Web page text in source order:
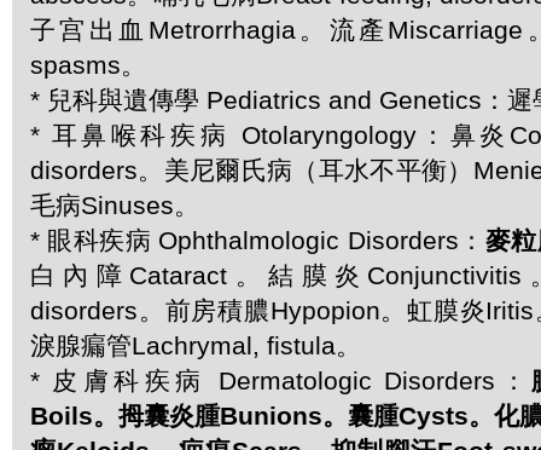
子宫出血Metrorrhagia。流產Miscarriage
spasms。
* 兒科與遺傳學 Pediatrics and Genetics：
* 耳鼻喉科疾病 Otolaryngology：鼻炎
disorders。美尼爾氏病（耳水不平衡）
毛病Sinuses。
* 眼科疾病 Ophthalmologic Disorders： 麥
白內障Cataract。結膜炎
disorders。前房積膿Hypopion。虹膜炎
淚腺瘺管Lachrymal, fistula。
* 皮膚科疾病 Dermatologic Disorders：
Boils。拇囊炎腫Bunions。囊腫Cysts。化